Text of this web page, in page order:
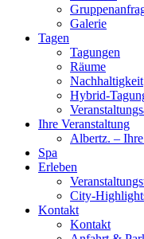
Galerie
Tagen
Tagungen
Räume
Nachhaltigkeit
Hybrid-
Ihre Veranstaltung
Albertz. –
Spa
Erleben
City-
Kontakt
Kontakt